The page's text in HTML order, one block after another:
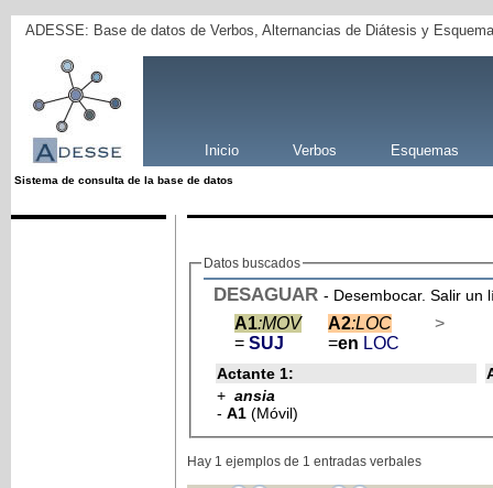
ADESSE: Base de datos de Verbos, Alternancias de Diátesis y
Inicio Verbos Esquemas
Sistema de consulta de la base de datos
Datos buscados
DESAGUAR - Desembocar. Salir un
A1:MOV
= SUJ
A2:LOC
=en LOC
>
Actante 1:
+ ansia
- A1 (Móvil)
Hay 1 ejemplos de 1 entradas verbales